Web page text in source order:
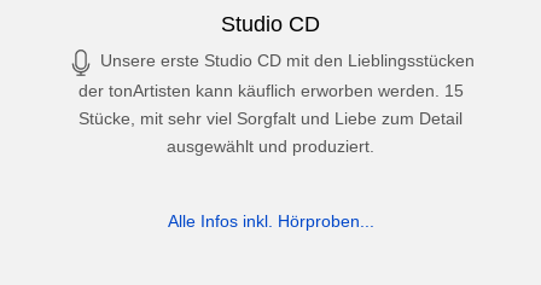
Studio CD
Unsere erste Studio CD mit den Lieblingsstücken
der tonArtisten kann käuflich erworben werden. 15
Stücke, mit sehr viel Sorgfalt und Liebe zum Detail
ausgewählt und produziert.
Alle Infos inkl. Hörproben...